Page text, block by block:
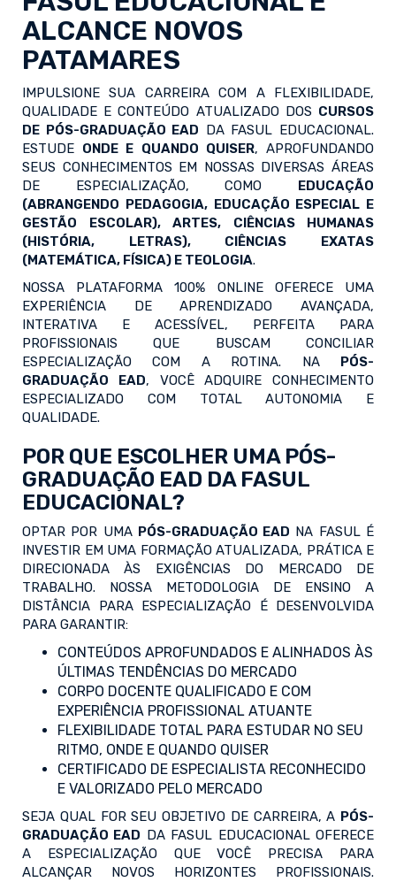
ALCANCE NOVOS
PATAMARES
IMPULSIONE SUA CARREIRA COM A FLEXIBILIDADE,
QUALIDADE E CONTEÚDO ATUALIZADO DOS CURSOS
DE PÓS-GRADUAÇÃO EAD DA FASUL EDUCACIONAL.
ESTUDE ONDE E QUANDO QUISER, APROFUNDANDO
SEUS CONHECIMENTOS EM NOSSAS DIVERSAS ÁREAS
DE ESPECIALIZAÇÃO, COMO EDUCAÇÃO
(ABRANGENDO PEDAGOGIA, EDUCAÇÃO ESPECIAL E
GESTÃO ESCOLAR), ARTES, CIÊNCIAS HUMANAS
(HISTÓRIA, LETRAS), CIÊNCIAS EXATAS
(MATEMÁTICA, FÍSICA) E TEOLOGIA.
NOSSA PLATAFORMA 100% ONLINE OFERECE UMA
EXPERIÊNCIA DE APRENDIZADO AVANÇADA,
INTERATIVA E ACESSÍVEL, PERFEITA PARA
PROFISSIONAIS QUE BUSCAM CONCILIAR
ESPECIALIZAÇÃO COM A ROTINA. NA PÓS-
GRADUAÇÃO EAD, VOCÊ ADQUIRE CONHECIMENTO
ESPECIALIZADO COM TOTAL AUTONOMIA E
QUALIDADE.
POR QUE ESCOLHER UMA PÓS-
GRADUAÇÃO EAD DA FASUL
EDUCACIONAL?
OPTAR POR UMA PÓS-GRADUAÇÃO EAD NA FASUL É
INVESTIR EM UMA FORMAÇÃO ATUALIZADA, PRÁTICA E
DIRECIONADA ÀS EXIGÊNCIAS DO MERCADO DE
TRABALHO. NOSSA METODOLOGIA DE ENSINO A
DISTÂNCIA PARA ESPECIALIZAÇÃO É DESENVOLVIDA
PARA GARANTIR:
CONTEÚDOS APROFUNDADOS E ALINHADOS ÀS
ÚLTIMAS TENDÊNCIAS DO MERCADO
CORPO DOCENTE QUALIFICADO E COM
EXPERIÊNCIA PROFISSIONAL ATUANTE
FLEXIBILIDADE TOTAL PARA ESTUDAR NO SEU
RITMO, ONDE E QUANDO QUISER
CERTIFICADO DE ESPECIALISTA RECONHECIDO
E VALORIZADO PELO MERCADO
SEJA QUAL FOR SEU OBJETIVO DE CARREIRA, A PÓS-
GRADUAÇÃO EAD DA FASUL EDUCACIONAL OFERECE
A ESPECIALIZAÇÃO QUE VOCÊ PRECISA PARA
ALCANÇAR NOVOS HORIZONTES PROFISSIONAIS.